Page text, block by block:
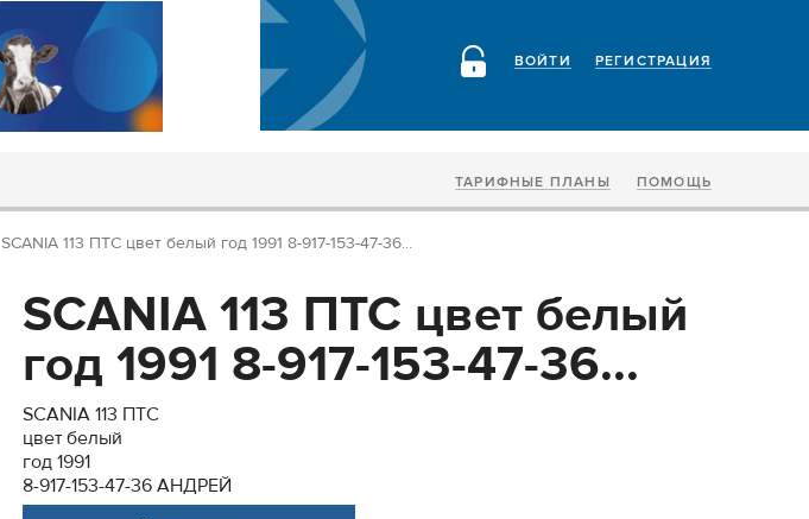
РЕГИСТРАЦИЯ
ВОЙТИ
ТАРИФНЫЕ ПЛАНЫ ПОМОЩЬ
SCANIA 113 ПТС цвет белый год 1991 8-917-153-47-36...
SCANIA 113 ПТС цвет белый
год 1991 8-917-153-47-36...
SCANIA 113 ПТС
цвет белый
год 1991
8-917-153-47-36 АНДРЕЙ